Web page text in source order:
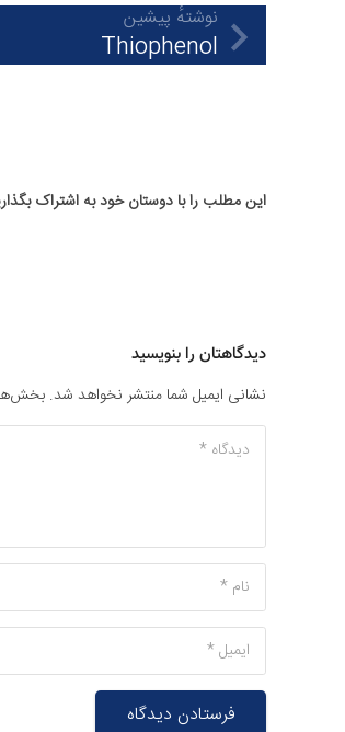
نوشتهٔ پیشین
Thiophenol
این مطلب را با دوستان خود به اشتراک
دیدگاهتان را بنویسید
نشانی ایمیل شما منتشر نخواهد شد.
فرستادن دیدگاه